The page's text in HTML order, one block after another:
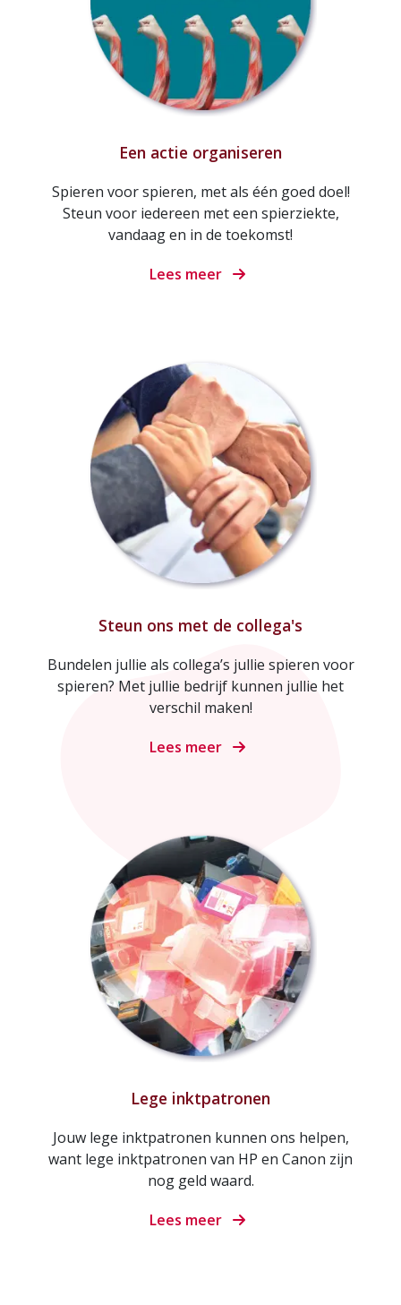
Een actie organiseren
Spieren voor spieren, met als één goed doel!
Steun voor iedereen met een spierziekte,
vandaag en in de toekomst!
Lees meer
Steun ons met de collega's
Bundelen jullie als collega’s jullie spieren voor
spieren? Met jullie bedrijf kunnen jullie het
verschil maken!
Lees meer
Lege inktpatronen
Jouw lege inktpatronen kunnen ons helpen,
want lege inktpatronen van HP en Canon zijn
nog geld waard.
Lees meer